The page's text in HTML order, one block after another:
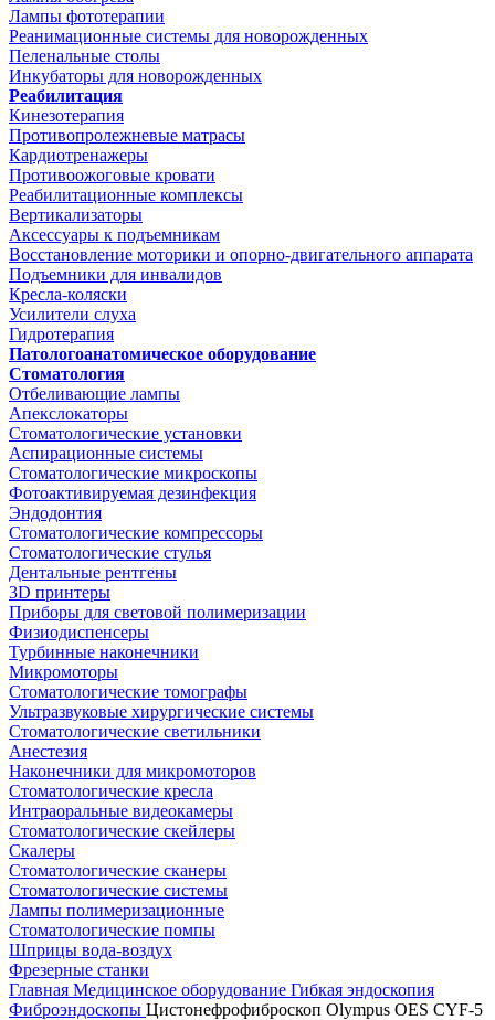
Лампы фототерапии
Реанимационные системы для новорожденных
Пеленальные столы
Инкубаторы для новорожденных
Реабилитация
Кинезотерапия
Противопролежневые матрасы
Кардиотренажеры
Противоожоговые кровати
Реабилитационные комплексы
Вертикализаторы
Аксессуары к подъемникам
Восстановление моторики и опорно-двигательного аппарата
Подъемники для инвалидов
Кресла-коляски
Усилители слуха
Гидротерапия
Патологоанатомическое оборудование
Стоматология
Отбеливающие лампы
Апекслокаторы
Стоматологические установки
Аспирационные системы
Стоматологические микроскопы
Фотоактивируемая дезинфекция
Эндодонтия
Стоматологические компрессоры
Стоматологические стулья
Дентальные рентгены
3D принтеры
Приборы для световой полимеризации
Физиодиспенсеры
Турбинные наконечники
Микромоторы
Стоматологические томографы
Ультразвуковые хирургические системы
Стоматологические светильники
Анестезия
Наконечники для микромоторов
Стоматологические кресла
Интраоральные видеокамеры
Стоматологические скейлеры
Скалеры
Стоматологические сканеры
Стоматологические системы
Лампы полимеризационные
Стоматологические помпы
Шприцы вода-воздух
Фрезерные станки
Главная Медицинское оборудование Гибкая эндоскопия
Фиброэндоскопы Цистонефрофиброскоп Olympus OES CYF-5